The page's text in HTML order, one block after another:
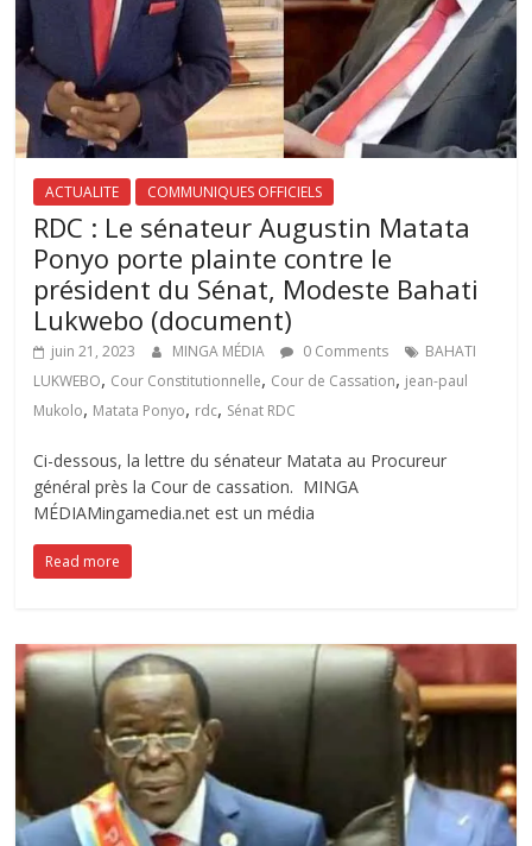
ACTUALITE COMMUNIQUES OFFICIELS
RDC : Le sénateur Augustin Matata
Ponyo porte plainte contre le
président du Sénat, Modeste Bahati
Lukwebo (document)
juin 21, 2023 MINGA MÉDIA 0 Comments
BAHATI
LUKWEBO, Cour Constitutionnelle, Cour de Cassation, jean-paul
Mukolo, Matata Ponyo, rdc, Sénat RDC
Ci-dessous, la lettre du sénateur Matata au Procureur
général près la Cour de cassation. MINGA
MÉDIAMingamedia.net est un média
Read more